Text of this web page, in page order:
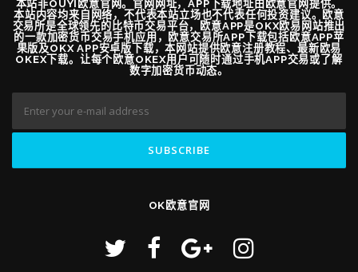
本站非OUYI欧意官网。官网网址，APP下载地址由欧意官网提供。
本站内容均来自网络，不代表本站立场也不代表任何投资建议。欧意
交易所是全球领先的比特币交易平台，欧意APP是OKX欧易网站推出
的一款加密货币交易手机应用，欧意交易所APP下载包括欧意APP苹
果版及OKX APP安卓版下载，本网站提供欧意注册教程、最新欧易
OKEX下载。让每个欧意OKEX用户可随时通过手机APP交易或了解
数字加密货币动态。
OK欧意官网